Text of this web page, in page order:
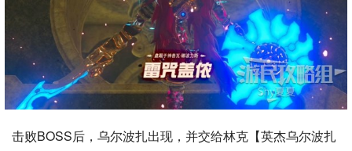
击败BOSS后，乌尔波扎出现，并交给林克【英杰乌尔波扎